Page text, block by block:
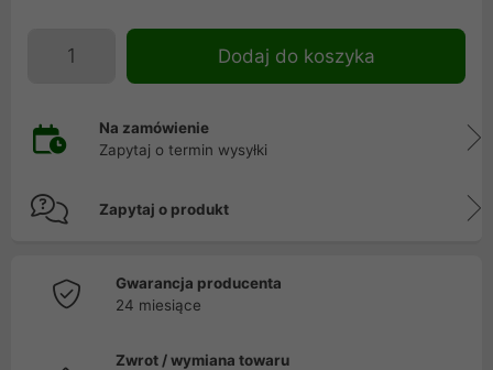
Dodaj do koszyka
Na zamówienie
Zapytaj o termin wysyłki
Zapytaj o produkt
Gwarancja producenta
24 miesiące
Zwrot / wymiana towaru